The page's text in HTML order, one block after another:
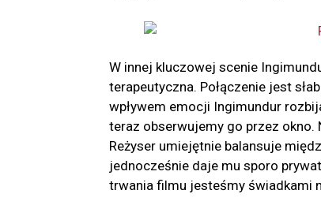
W innej kluczowej scenie
terapeutyczna. Połączenie jest
wpływem emocji Ingimundur
teraz obserwujemy go przez okno.
Reżyser umiejętnie balansuje
jednocześnie daje mu sporo
trwania filmu jesteśmy świadkami